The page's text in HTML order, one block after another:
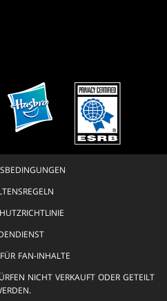
FAN-INHALTE
NICHT VERKAUFT ODER GETEILT